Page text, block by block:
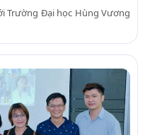
Trường Đại học Hùng Vương